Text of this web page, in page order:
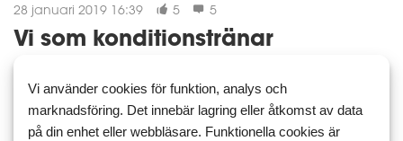
28 januari 2019 16:39 5 5
Vi som konditionstränar
"Vi som styrketränar"eftersom ni kanske inte gör det. Vi pratar
ganska mycket annan träning där också, men jag fick en idé.
Tänk om vi faktiskt behöver en grupp"Vi som konditionsträna
Vi använder cookies för funktion, analys och
marknadsföring. Det innebär lagring eller åtkomst av data
på din enhet eller webbläsare. Funktionella cookies är